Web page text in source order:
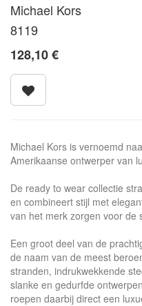
Michael Kors
8119
128,10€
Michael Kors is vernoemd
Amerikaanse ontwerper van
De ready to wear collectie
en combineert stijl met
van het merk zorgen voor de
Een groot deel van de
de naam van de meest
stranden, indrukwekkende
slanke en gedurfde
roepen daarbij direct een